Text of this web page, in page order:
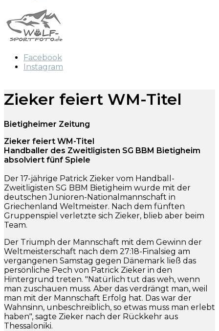
Facebook
Instagram
Zieker feiert WM-Titel
Bietigheimer Zeitung
Zieker feiert WM-Titel
Handballer des Zweitligisten SG BBM Bietigheim
absolviert fünf Spiele
Der 17-jährige Patrick Zieker vom Handball-
Zweitligisten SG BBM Bietigheim wurde mit der
deutschen Junioren-Nationalmannschaft in
Griechenland Weltmeister. Nach dem fünften
Gruppenspiel verletzte sich Zieker, blieb aber beim
Team.
Der Triumph der Mannschaft mit dem Gewinn der
Weltmeisterschaft nach dem 27:18-Finalsieg am
vergangenen Samstag gegen Dänemark ließ das
persönliche Pech von Patrick Zieker in den
Hintergrund treten. "Natürlich tut das weh, wenn
man zuschauen muss. Aber das verdrängt man, weil
man mit der Mannschaft Erfolg hat. Das war der
Wahnsinn, unbeschreiblich, so etwas muss man erlebt
haben", sagte Zieker nach der Rückkehr aus
Thessaloniki.